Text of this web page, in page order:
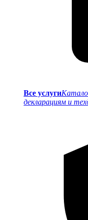
Все услуги
декларациям и